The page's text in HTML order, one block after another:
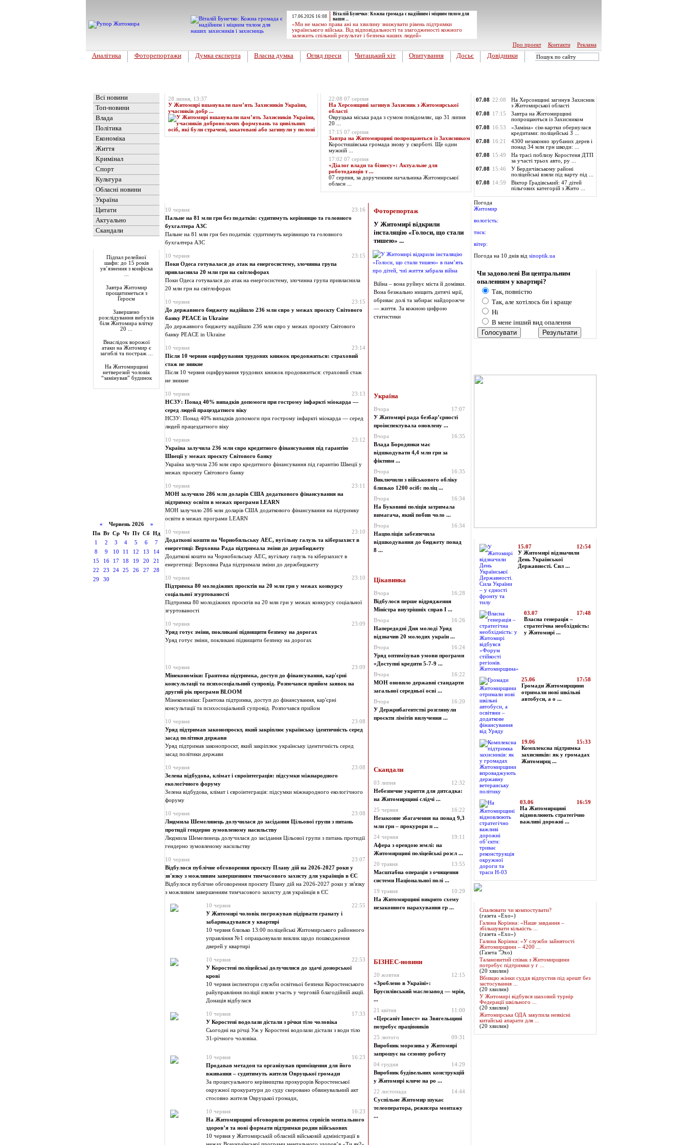
17.06.2026 16:08
Віталій Бунечко: Кожна громада є надійним і міцним тилом для
наши ...
«Ми не маємо права ані на хвилину знижувати рівень підтримки
українського війська. Від відповідальності та злагодженості кожного
залежить спільний результат і безпека наших людей»
Про проект
Контакти Реклама
Аналітика Фоторепортажи Думка експерта Власна думка Огляд преси Читацький хіт Опитування Досьє Довідники
Всі новини
Топ-новини
Влада
Політика
Економіка
Життя
Кримінал
Спорт
Культура
Обласні новини
Україна
Цитати
Актуально
Скандали
Підпал релейної
шафи: до 15 років
ув’язнення з конфіска
Завтра Житомир
прощатиметься з
Героєм
Завершено
розслідування вибухів
біля Житомира влітку
20 ...
Внаслідок ворожої
атаки на Житомир є
загиблі та постраж ...
На Житомирщині
нетверезий чоловік
“замінував” будинок
« Червень 2026 »
Пн Вт Ср Чт Пт Сб Нд
1
2 3 4 5 6
7
8
9 10 11 12 13
14
15
16 17 18 19 20
21
22
23 24 25 26 27
28
29
30
28 липня, 13:37
У Житомирі вшанували пам’ять Захисників України,
учасників добр ...
22:08 07 серпня
На Херсонщині загинув Захисник з Житомирської
області
Овруцька міська рада з сумом повідомляє, що 31 липня
20 ...
17:15 07 серпня
Завтра на Житомирщині попрощаються із Захисником
Коростишівська громада знову у скорботі. Ще один
мужній ...
17:02 07 серпня
«Діалог влади та бізнесу»: Актуальне для
роботодавців т ...
07 серпня, за дорученням начальника Житомирської
обласн ...
10 червня
23:16
Пальне на 81 млн грн без податків: судитимуть керівницю та головного
бухгалтера АЗС
Пальне на 81 млн грн без податків: судитимуть керівницю та головного
бухгалтера АЗС
Фоторепортаж
У Житомирі відкрили
інсталяцію «Голоси, що стали
тишею» ...
Війна – вона руйнує міста й домівки.
Вона безжально нищить дитячі мрії,
обриває долі та забирає найдорожче
— життя. За кожною цифрою
статистики
10 червня
23:15
Поки Одеса готувалася до атак на енергосистему, злочинна група
привласнила 20 млн грн на світлофорах
Поки Одеса готувалася до атак на енергосистему, злочинна група привласнила
20 млн грн на світлофорах
10 червня
23:15
До державного бюджету надійшло 236 млн євро у межах проєкту Світового
банку PEACE in Ukraine
До державного бюджету надійшло 236 млн євро у межах проєкту Світового
банку PEACE in Ukraine
10 червня
23:14
Після 10 червня оцифрування трудових книжок продовжиться: страховий
стаж не зникне
Після 10 червня оцифрування трудових книжок продовжиться: страховий стаж
не зникне
10 червня
23:13
НСЗУ: Понад 40% випадків допомоги при гострому інфаркті міокарда —
серед людей працездатного віку
НСЗУ: Понад 40% випадків допомоги при гострому інфаркті міокарда — серед
людей працездатного віку
Україна
Вчора
17:07
У Житомирі рада безбар’єрності
проінспектувала оновлену ...
Вчора
16:35
Влада Бородянки має
відшкодувати 4,4 млн грн за
фіктивн ...
Вчора
16:35
Виключили з військового обліку
близько 1200 осіб: поліц ...
Вчора
16:34
На Буковині поліція затримала
вимагача, який побив чоло ...
Вчора
16:34
Нацполіція забезпечила
відшкодування до бюджету понад
8 ...
10 червня
23:12
Україна залучила 236 млн євро кредитного фінансування під гарантію
Швеції у межах проєкту Світового банку
Україна залучила 236 млн євро кредитного фінансування під гарантію Швеції у
межах проєкту Світового банку
10 червня
23:11
МОН залучило 286 млн доларів США додаткового фінансування на
підтримку освіти в межах програми LEARN
МОН залучило 286 млн доларів США додаткового фінансування на підтримку
освіти в межах програми LEARN
10 червня
23:10
Додаткові кошти на Чорнобильську АЕС, вугільну галузь та кіберзахист в
енергетиці: Верховна Рада підтримала зміни до держбюджету
Додаткові кошти на Чорнобильську АЕС, вугільну галузь та кіберзахист в
енергетиці: Верховна Рада підтримала зміни до держбюджету
10 червня
23:10
Підтримка 80 молодіжних проєктів на 20 млн грн у межах конкурсу
соціальної згуртованості
Підтримка 80 молодіжних проєктів на 20 млн грн у межах конкурсу соціальної
згуртованості
Цікавинка
Вчора
16:28
Відбулося перше відрядження
Міністра внутрішніх справ І ...
Вчора
16:26
Напередодні Дня молоді Уряд
відзначив 20 молодих україн ...
Вчора
16:24
Уряд оптимізував умови програми
«Доступні кредити 5-7-9 ...
Вчора
16:22
МОН оновило державні стандарти
загальної середньої осві ...
Вчора
16:20
У Держрибагентстві розглянули
проєкти лімітів вилучення ...
10 червня
23:09
Уряд готує зміни, покликані підвищити безпеку на дорогах
Уряд готує зміни, покликані підвищити безпеку на дорогах
10 червня
23:09
Мінекономіки: Грантова підтримка, доступ до фінансування, кар'єрні
консультації та психосоціальний супровід. Розпочався прийом заявок на
другий рік програми BLOOM
Мінекономіки: Грантова підтримка, доступ до фінансування, кар'єрні
консультації та психосоціальний супровід. Розпочався прийом
10 червня
23:08
Уряд підтримав законопроєкт, який закріплює українську ідентичність серед
засад політики держави
Уряд підтримав законопроєкт, який закріплює українську ідентичність серед
засад політики держави
10 червня
23:08
Зелена відбудова, клімат і євроінтеграція: підсумки міжнародного
екологічного форуму
Зелена відбудова, клімат і євроінтеграція: підсумки міжнародного екологічного
форуму
Скандали
03 липня
12:32
Небезпечне укриття для дитсадка:
на Житомирщині слідчі ...
25 червня
16:22
Незаконне збагачення на понад 9,3
млн грн – прокурори п ...
24 червня
19:11
Афера з орендою землі: на
Житомирщині поліцейські розсл ...
20 травня
13:55
Масштабна операція з очищення
системи Національної полі ...
19 травня
10:29
На Житомирщині викрито схему
незаконного нарахування гр ...
10 червня
23:08
Людмила Шемелинець долучилася до засідання Цільової групи з питань
протидії гендерно зумовленому насильству
Людмила Шемелинець долучилася до засідання Цільової групи з питань протидії
гендерно зумовленому насильству
10 червня
23:07
Відбулося публічне обговорення проєкту Плану дій на 2026-2027 роки у
зв'язку з можливим завершенням тимчасового захисту для українців в ЄС
Відбулося публічне обговорення проєкту Плану дій на 2026-2027 роки у зв'язку
з можливим завершенням тимчасового захисту для українців в ЄС
10 червня
22:55
У Житомирі чоловік погрожував підірвати гранату і
забарикадувався у квартирі
10 червня близько 13:00 поліцейські Житомирського районного
управління №1 опрацьовували виклик щодо пошкодження
дверей у квартирі
10 червня
22:53
У Коростені поліцейські долучилися до здачі донорської
крові
10 червня інспектори служби освітньої безпеки Коростенського
райуправління поліції взяли участь у черговій благодійній акції.
Донація відбулася
БІЗНЕС-новини
20 жовтня
12:15
«Зроблено в Україні»:
Брусилівський маслозавод — мрія,
...
21 квітня
11:00
«Церсаніт Інвест» на Звягельщині
потребує працівників
25 лютого
09:31
Виробник морозива у Житомирі
запрошує на сезонну роботу
04 грудня
14:29
Виробник будівельних конструкцій
у Житомирі кличе на ро ...
22 листопада
14:44
Суспільне Житомир шукає
телеоператора, режисера монтажу
...
10 червня
17:33
У Коростені водолази дістали з річки тіло чоловіка
Сьогодні на річці Уж у Коростені водолази дістали з води тіло
31-річного чоловіка.
10 червня
16:23
Продавав метадон та організував приміщення для його
вживання – судитимуть жителя Овруцької громади
За процесуального керівництва прокурорів Коростенської
окружної прокуратури до суду скеровано обвинувальний акт
стосовно жителя Овруцької громади,
10 червня
16:23
На Житомирщині обговорили розвиток сервісів ментального
здоров’я та нові формати підтримки родин військових
10 червня у Житомирській обласній військовій адміністрації в
07.08 22:08
На Херсонщині загинув Захисник
з Житомирської області
07.08 17:15
Завтра на Житомирщині
попрощаються із Захисником
07.08 16:53
«Заміна» сім-картки обернулася
кредитами: поліцейські З ...
07.08 16:21
4300 незаконно зрубаних дерев і
понад 34 млн грн шкоди: ...
07.08 15:49
На трасі поблизу Коростеня ДТП
за участі трьох авто, ру ...
07.08 15:46
У Бердичівському районі
поліцейські взяли під варту під ...
07.08 14:59
Віктор Градівський: 47 дітей
пільгових категорій з Жито ...
Погода
Житомир
вологість:
тиск:
вітер:
Погода на 10 днів від sinoptik.ua
Чи задоволені Ви центральним
опаленням у квартирі?
Так, повністю
Так, але хотілось би і краще
Ні
В мене інший вид опалення
15.07
12:54
У Житомирі відзначили
День Української
Державності. Сил ...
03.07
17:48
Власна генерація –
стратегічна необхідність:
у Житомирі ...
25.06
17:58
Громади Житомирщини
отримали нові шкільні
автобуси, а о ...
19.06
15:33
Комплексна підтримка
захисників: як у громадах
Житомирщ ...
03.06
16:59
На Житомирщині
відновлюють стратегічно
важливі дорожні ...
Спалювати чи компостувати?
(газета «Ехо»)
Галина Корінна: «Наше завдання –
збільшувати кількість ...
(газета «Ехо»)
Галина Корінна: «У служби зайнятості
Житомирщини – 4200 ...
(Газета "Эхо)
Талановитий співак з Житомирщини
потребує підтримки у г ...
(20 хвилин)
Вбивцю жінки суддя відпустив під арешт без
застосування ...
(20 хвилин)
У Житомирі відбувся шаховий турнір
Федерації шкільного ...
(20 хвилин)
Житомирська ОДА закупила неякісні
китайські апарати для ...
(20 хвилин)